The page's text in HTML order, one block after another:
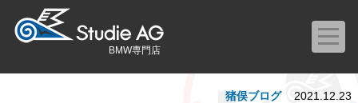
BMW専門店
猪俣ブログ 2021.12.23